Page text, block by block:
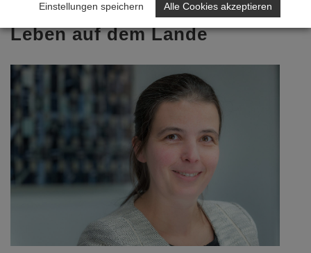
Wettbewerb Wohnen &
Leben auf dem Lande
Einstellungen speichern Alle Cookies akzeptieren